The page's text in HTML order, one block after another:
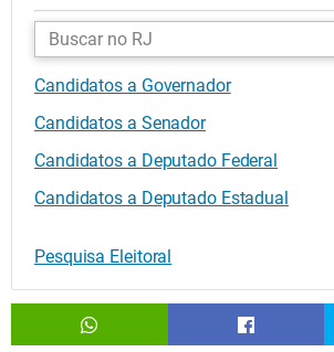
Buscar
candidatos:
Candidatos a Governador
Candidatos a Senador
Candidatos a Deputado Federal
Candidatos a Deputado Estadual
Pesquisa Eleitoral